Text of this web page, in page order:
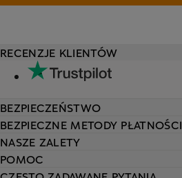
POMOC
RECENZJE KLIENTÓW
BEZPIECZEŃSTWO
BEZPIECZNE METODY PŁATNOŚCI
NASZE ZALETY